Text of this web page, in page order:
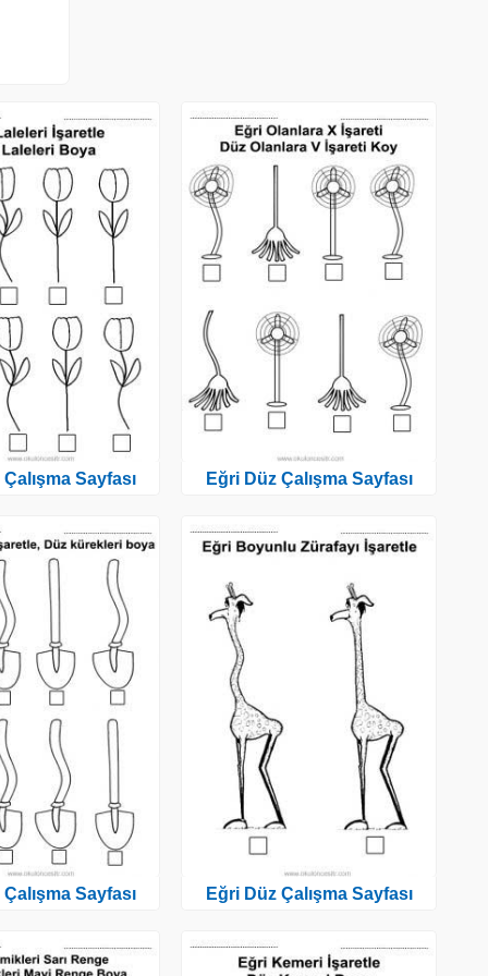
Sayfası
Sayfası
Eğri Düz Çalışma Sayfası
Eğri Düz Çalışma Sayfası